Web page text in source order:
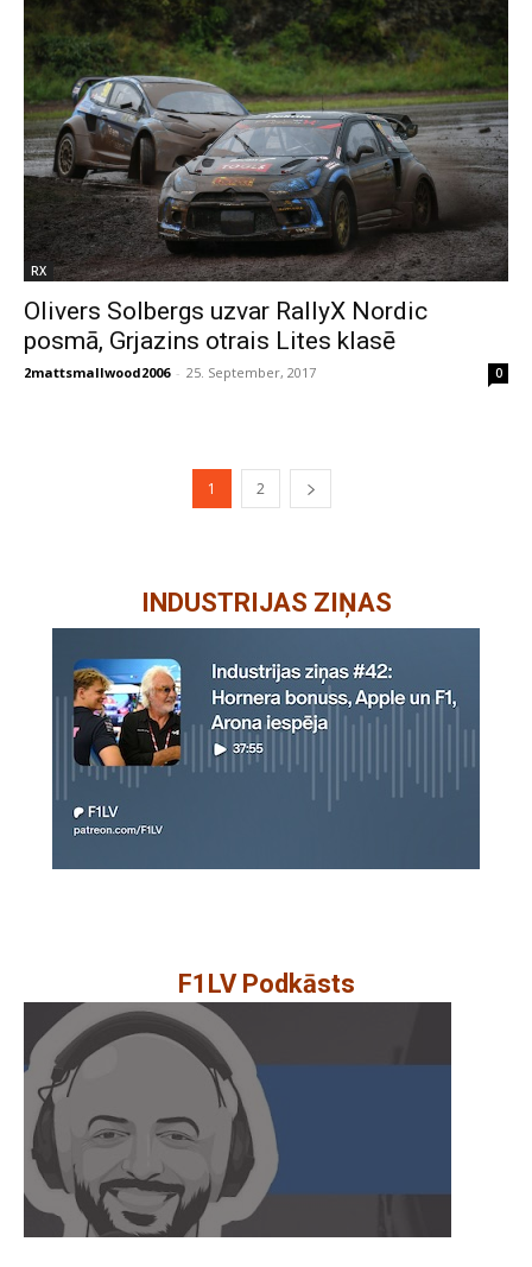
RX
Olivers Solbergs uzvar RallyX Nordic
posmā, Grjazins otrais Lites klasē
2mattsmallwood2006 - 25. September, 2017 0
1 2
INDUSTRIJAS ZIŅAS
F1LV Podkāsts